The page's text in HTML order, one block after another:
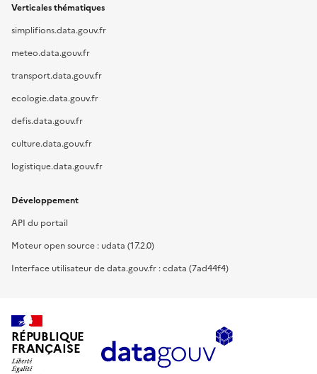
Verticales thématiques
simplifions.data.gouv.fr
meteo.data.gouv.fr
transport.data.gouv.fr
ecologie.data.gouv.fr
defis.data.gouv.fr
culture.data.gouv.fr
logistique.data.gouv.fr
Développement
API du portail
Moteur open source : udata (17.2.0)
Interface utilisateur de data.gouv.fr : cdata (7ad44f4)
RÉPUBLIQUE
FRANÇAISE